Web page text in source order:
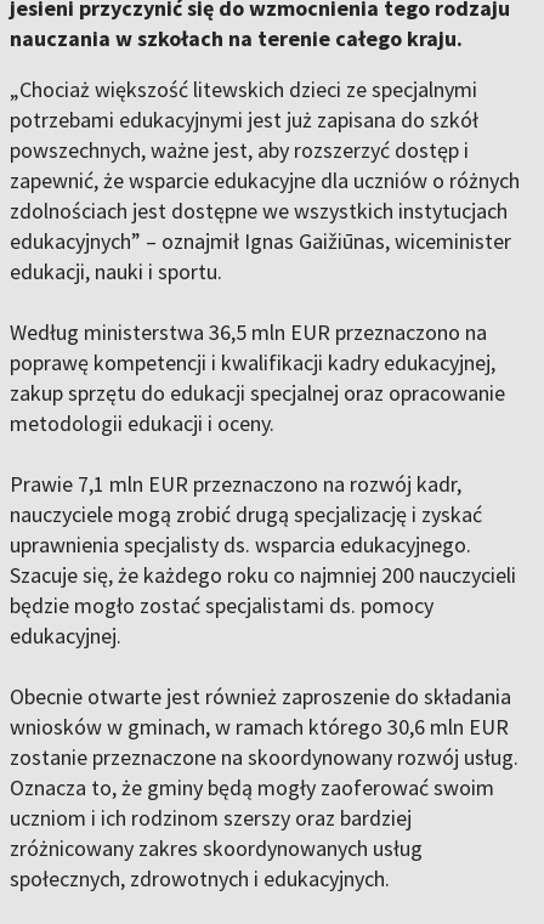
jesieni przyczynić się do wzmocnienia tego rodzaju
nauczania w szkołach na terenie całego kraju.
„Chociaż większość litewskich dzieci ze specjalnymi
potrzebami edukacyjnymi jest już zapisana do szkół
powszechnych, ważne jest, aby rozszerzyć dostęp i
zapewnić, że wsparcie edukacyjne dla uczniów o różnych
zdolnościach jest dostępne we wszystkich instytucjach
edukacyjnych” – oznajmił Ignas Gaižiūnas, wiceminister
edukacji, nauki i sportu.
Według ministerstwa 36,5 mln EUR przeznaczono na
poprawę kompetencji i kwalifikacji kadry edukacyjnej,
zakup sprzętu do edukacji specjalnej oraz opracowanie
metodologii edukacji i oceny.
Prawie 7,1 mln EUR przeznaczono na rozwój kadr,
nauczyciele mogą zrobić drugą specjalizację i zyskać
uprawnienia specjalisty ds. wsparcia edukacyjnego.
Szacuje się, że każdego roku co najmniej 200 nauczycieli
będzie mogło zostać specjalistami ds. pomocy
edukacyjnej.
Obecnie otwarte jest również zaproszenie do składania
wniosków w gminach, w ramach którego 30,6 mln EUR
zostanie przeznaczone na skoordynowany rozwój usług.
Oznacza to, że gminy będą mogły zaoferować swoim
uczniom i ich rodzinom szerszy oraz bardziej
zróżnicowany zakres skoordynowanych usług
społecznych, zdrowotnych i edukacyjnych.